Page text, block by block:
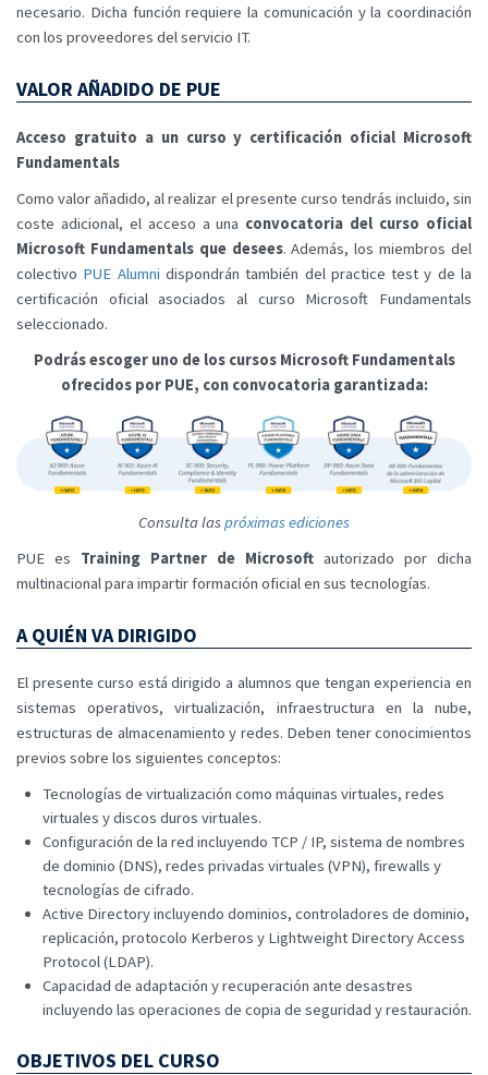
necesario. Dicha función requiere la comunicación y la coordinación
con los proveedores del servicio IT.
VALOR AÑADIDO DE PUE
Acceso gratuito a un curso y certificación oficial Microsoft
Fundamentals
Como valor añadido, al realizar el presente curso tendrás incluido, sin
coste adicional, el acceso a una convocatoria del curso oficial
Microsoft Fundamentals que desees. Además, los miembros del
colectivo PUE Alumni dispondrán también del practice test y de la
certificación oficial asociados al curso Microsoft Fundamentals
seleccionado.
Podrás escoger uno de los cursos Microsoft Fundamentals
ofrecidos por PUE, con convocatoria garantizada:
Consulta laspróximas ediciones
PUE es Training Partner de Microsoft autorizado por dicha
multinacional para impartir formación oficial en sus tecnologías.
A QUIÉN VA DIRIGIDO
El presente curso está dirigido a alumnos que tengan experiencia en
sistemas operativos, virtualización, infraestructura en la nube,
estructuras de almacenamiento y redes. Deben tener conocimientos
previos sobre los siguientes conceptos:
Tecnologías de virtualización como máquinas virtuales, redes
virtuales y discos duros virtuales.
Configuración de la red incluyendo TCP / IP, sistema de nombres
de dominio (DNS), redes privadas virtuales (VPN), firewalls y
tecnologías de cifrado.
Active Directory incluyendo dominios, controladores de dominio,
replicación, protocolo Kerberos y Lightweight Directory Access
Protocol (LDAP).
Capacidad de adaptación y recuperación ante desastres
incluyendo las operaciones de copia de seguridad y restauración.
OBJETIVOS DEL CURSO